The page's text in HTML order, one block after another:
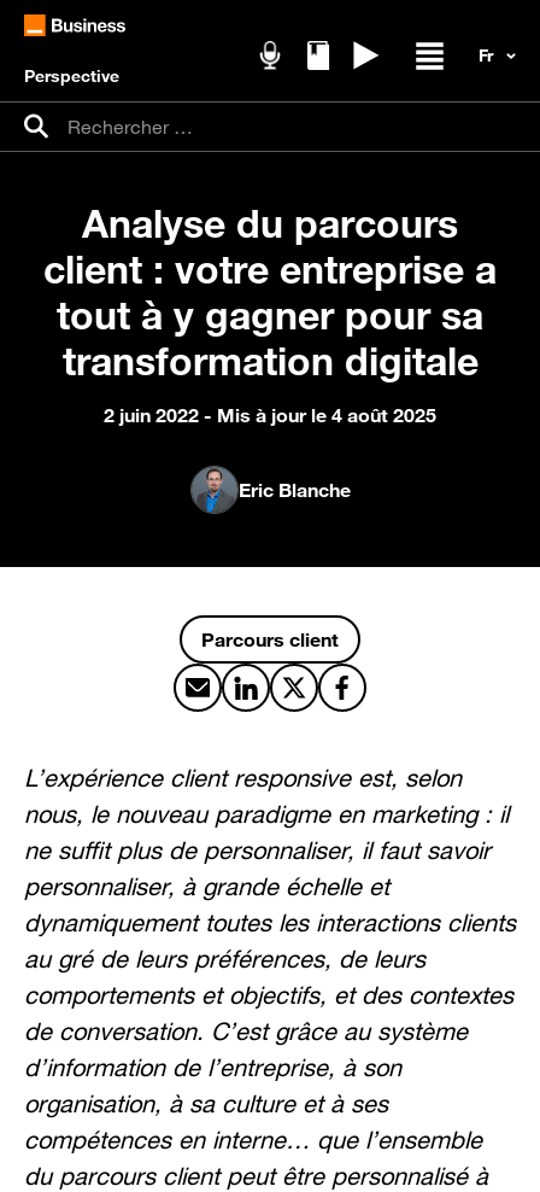
Perspective
Recherche pour :
Rechercher
Analyse du parcours
client : votre entreprise a
tout à y gagner pour sa
transformation digitale
2 juin 2022 - Mis à jour le 4 août 2025
Eric Blanche
Parcours client
Partager par email
Partager sur LinkedIn
Partager sur X
Partager sur Facebook
L’expérience client responsive est, selon
nous, le nouveau paradigme en marketing : il
ne suffit plus de personnaliser, il faut savoir
personnaliser, à grande échelle et
dynamiquement toutes les interactions clients
au gré de leurs préférences, de leurs
comportements et objectifs, et des contextes
de conversation. C’est grâce au système
d’information de l’entreprise, à son
organisation, à sa culture et à ses
compétences en interne… que l’ensemble
du parcours client peut être personnalisé à